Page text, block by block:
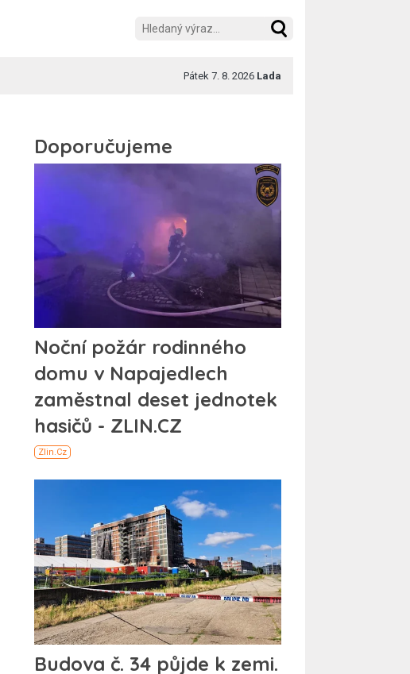
Pátek 7. 8. 2026 Lada